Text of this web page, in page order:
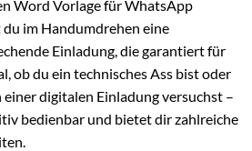
Word Vorlage für WhatsApp
im Handumdrehen eine
Einladung, die garantiert für
ob du ein technisches Ass bist oder
digitalen Einladung versuchst –
bedienbar und bietet dir zahlreiche